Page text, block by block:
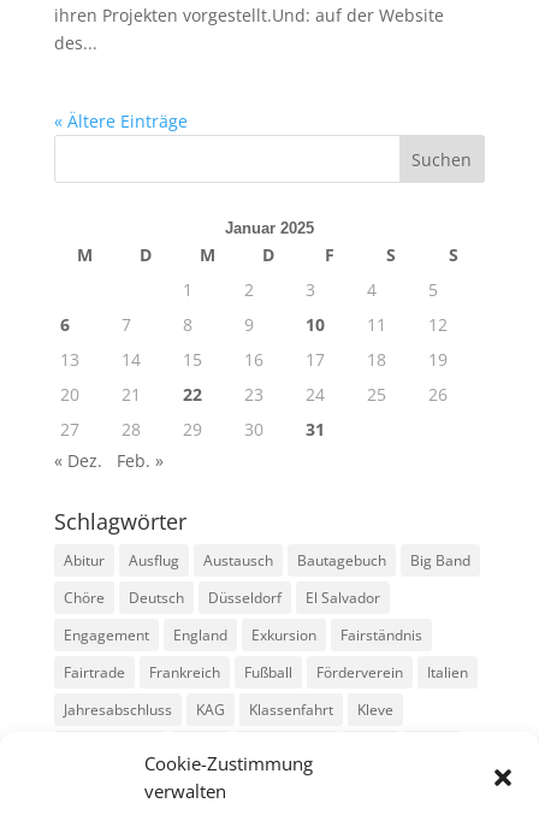
Cookie-Zustimmung
verwalten
ihren Projekten vorgestellt.Und: auf der Website
des...
« Ältere Einträge
Januar 2025
M D M D F S
S
1
2 3 4
5
6
7 8 9 10 11
12
13
14 15 16 17 18
19
20
21 22 23 24 25
26
27
28 29 30
31
« Dez.
Feb. »
Schlagwörter
Abitur Ausflug Austausch Bautagebuch
Big Band
Chöre
Deutsch Düsseldorf
El Salvador
Engagement
England Exkursion
Fairständnis
Fairtrade
Frankreich Fußball Förderverein
Italien
Jahresabschluss
KAG Klassenfahrt
Kleve
Musik